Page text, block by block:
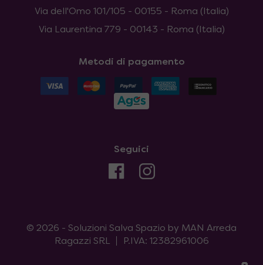
Via dell'Omo 101/105 - 00155 - Roma (Italia)
Via Laurentina 779 - 00143 - Roma (Italia)
Metodi di pagamento
Seguici
© 2026 - Soluzioni Salva Spazio by MAN Arreda
Ragazzi SRL
P.IVA: 12382961006